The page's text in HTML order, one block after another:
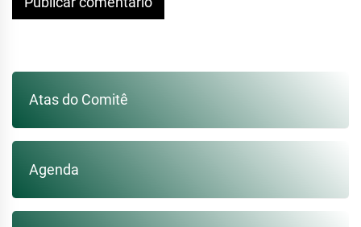
Atas do Comitê
Agenda